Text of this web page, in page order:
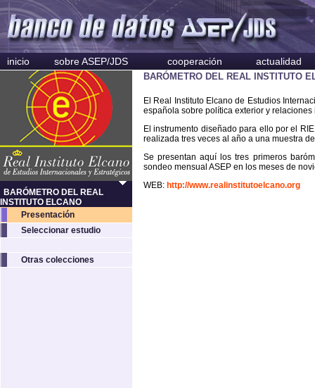
inicio sobre ASEP/JDS cooperación actualidad
BARÓMETRO DEL REAL
INSTITUTO ELCANO
Presentación
Seleccionar estudio
Otras colecciones
BARÓMETRO DEL REAL INSTITUTO
El Real Instituto Elcano de Estudios
española sobre política exterior y
El instrumento diseñado para ello por el
realizada tres veces al año a una muestra
Se presentan aquí los tres primeros
sondeo mensual ASEP en los meses de
WEB: http://www.realinstitutoelcano.org